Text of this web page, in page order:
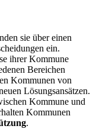
sie über einen
ein.
ihrer Kommune
Bereichen
Kommunen von
Lösungsansätzen.
Kommune und
Kommunen
.